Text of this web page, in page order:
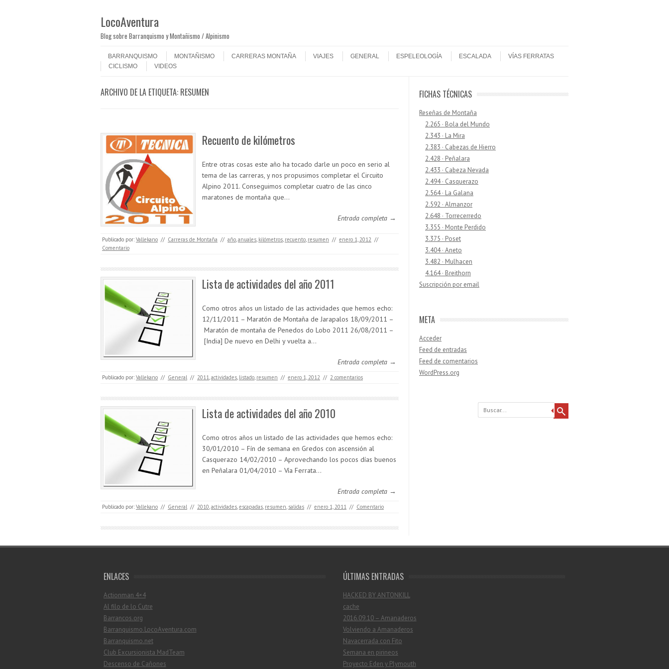
LocoAventura
Blog sobre Barranquismo y Montañismo / Alpinismo
Menú
BARRANQUISMO
MONTAÑISMO CARRERAS MONTAÑA VIAJES GENERAL ESPELEOLOGÍA ESCALADA
VÍAS FERRATAS
CICLISMO
VIDEOS
ARCHIVO DE LA ETIQUETA: RESUMEN
Recuento de kilómetros
Entre otras cosas este año ha tocado darle un poco en serio al
tema de las carreras, y nos propusimos completar el Circuito
Alpino 2011. Conseguimos completar cuatro de las cinco
maratones de montaña que…
Entrada completa →
Publicado por: Vallekano // Carreras de Montaña // año,anuales, kilómetros, recuento, resumen // enero 1, 2012 //
Comentario
Lista de actividades del año 2011
Como otros años un listado de las actividades que hemos echo:
12/11/2011 – Maratón de Montaña de Jarapalos 18/09/2011 –
Maratón de montaña de Penedos do Lobo 2011 26/08/2011 –
[India] De nuevo en Delhi y vuelta a…
Entrada completa →
Publicado por: Vallekano // General // 2011,actividades, listado, resumen // enero 1, 2012 // 2 comentarios
Lista de actividades del año 2010
Como otros años un listado de las actividades que hemos echo:
30/01/2010 – Fín de semana en Gredos con ascensión al
Casquerazo 14/02/2010 – Aprovechando los pocos días buenos
en Peñalara 01/04/2010 – Vía Ferrata…
Entrada completa →
Publicado por: Vallekano // General // 2010,actividades,escapadas, resumen, salidas // enero 1, 2011 // Comentario
FICHAS TÉCNICAS
Reseñas de Montaña
2.265 · Bola del Mundo
2.343 · La Mira
2.383 · Cabezas de Hierro
2.428 · Peñalara
2.433 · Cabeza Nevada
2.494 · Casquerazo
2.564 · La Galana
2.592 · Almanzor
2.648 · Torrecerredo
3.355 · Monte Perdido
3.375 · Poset
3.404 · Aneto
3.482 · Mulhacen
4.164 · Breithorn
Suscripción por email
META
Acceder
Feed de entradas
Feed de comentarios
WordPress.org
ENLACES
Actionman 4×4
Al filo de lo Cutre
Barrancos.org
Barranquismo.LocoAventura.com
Barranquismo.net
Club Excursionista MadTeam
Descenso de Cañones
ÚLTIMAS ENTRADAS
HACKED BY ANTONKILL
cache
2016.09.10 – Amanaderos
Volviendo a Amanaderos
Navacerrada con Fito
Semana en pirineos
Proyecto Eden y Plymouth